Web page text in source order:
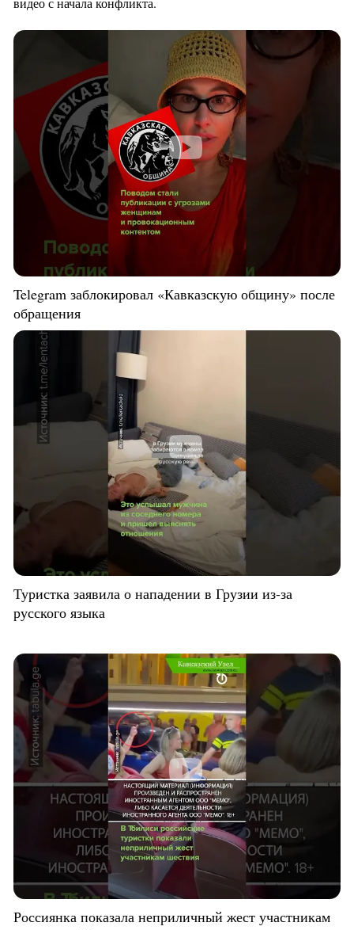
Telegram заблокировал «Кавказскую общину» после
обращения
Туристка заявила о нападении в Грузии из-за
русского языка
Россиянка показала неприличный жест участникам